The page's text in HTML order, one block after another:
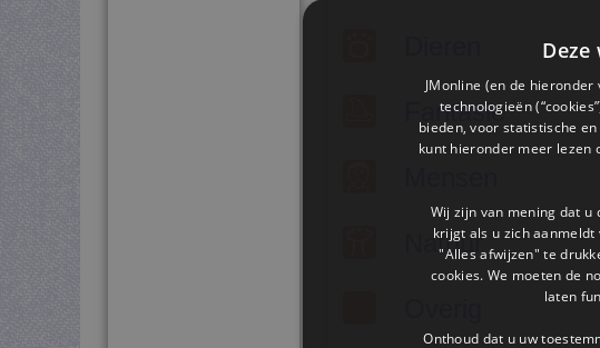
Fantasie
Natuur
JMonline (en de
technologieën
bieden, voor statistische
kunt hieronder meer lezen
Wij zijn van mening dat
krijgt als u zich
"Alles afwijzen" te
cookies. We moeten de
laten
Onthoud dat u uw